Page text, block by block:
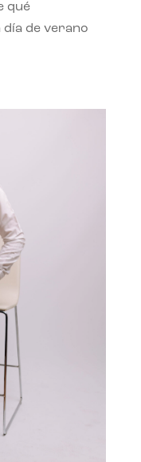
qué
de verano